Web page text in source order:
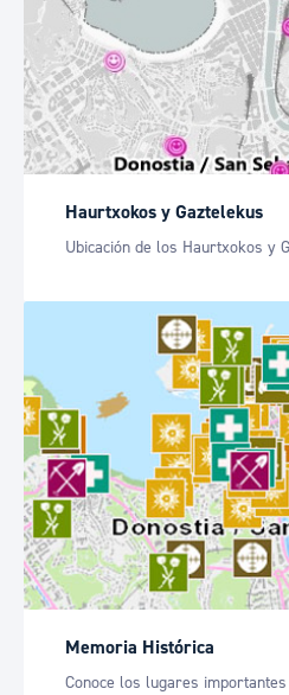
Haurtxokos y Gaztelekus
Ubicación de los Haurtxokos y
Memoria Histórica
Conoce los lugares